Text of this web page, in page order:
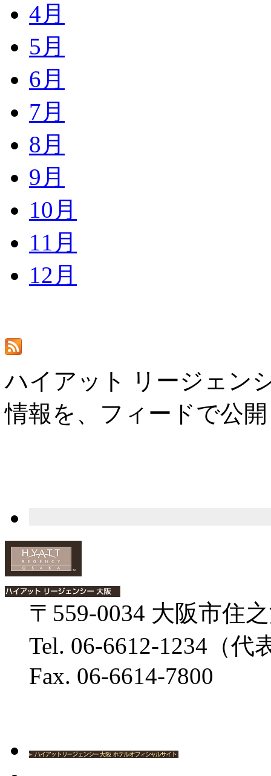
4月
5月
6月
7月
8月
9月
10月
11月
12月
ハイアット リージェン
情報を、フィードで公
〒559-0034 大阪市住
Tel. 06-6612-1234（代
Fax. 06-6614-7800